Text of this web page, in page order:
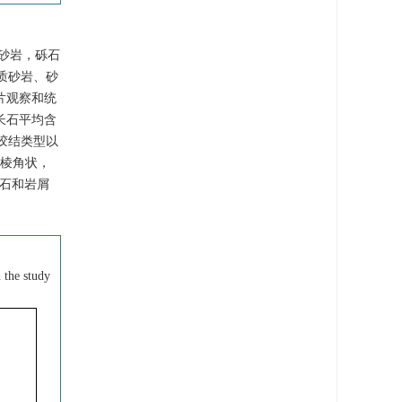
岩，砾石
砂岩、砂
观察和统
石平均含
结类型以
角状，
和岩屑
study